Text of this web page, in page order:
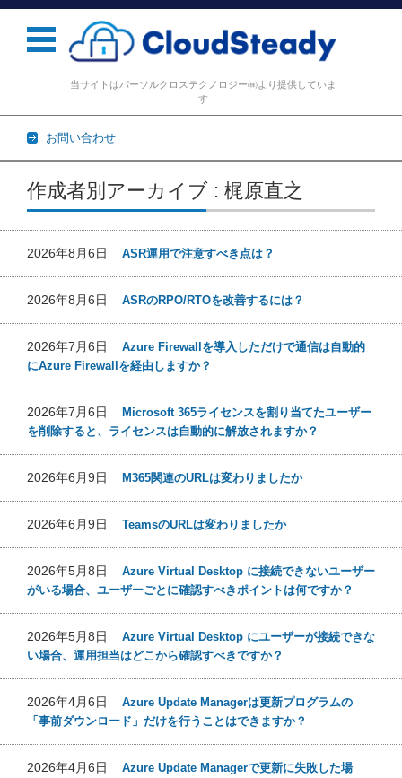
当サイトはパーソルクロステクノロジー㈱より提供していま
す
お問い合わせ
コンテンツに移動
作成者別アーカイブ : 梶原直之
2026年8月6日 ASR運用で注意すべき点は？
2026年8月6日 ASRのRPO/RTOを改善するには？
2026年7月6日 Azure Firewallを導入しただけで通信は自動的
にAzure Firewallを経由しますか？
2026年7月6日 Microsoft 365ライセンスを割り当てたユーザー
を削除すると、ライセンスは自動的に解放されますか？
2026年6月9日 M365関連のURLは変わりましたか
2026年6月9日 TeamsのURLは変わりましたか
2026年5月8日 Azure Virtual Desktop に接続できないユーザー
がいる場合、ユーザーごとに確認すべきポイントは何ですか？
2026年5月8日 Azure Virtual Desktop にユーザーが接続できな
い場合、運用担当はどこから確認すべきですか？
2026年4月6日 Azure Update Managerは更新プログラムの
「事前ダウンロード」だけを行うことはできますか？
2026年4月6日 Azure Update Managerで更新に失敗した場